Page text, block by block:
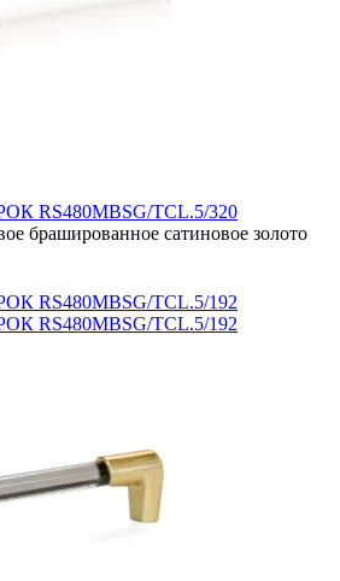
RS480MBSG/TCL.5/320
брашированное сатиновое золото
RS480MBSG/TCL.5/192
RS480MBSG/TCL.5/192